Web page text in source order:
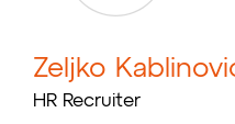
Zeljko
HR Recruiter